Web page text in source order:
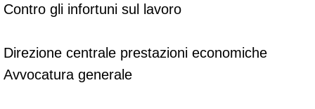
Contro gli infortuni sul lavoro
Direzione centrale prestazioni economiche
Avvocatura generale